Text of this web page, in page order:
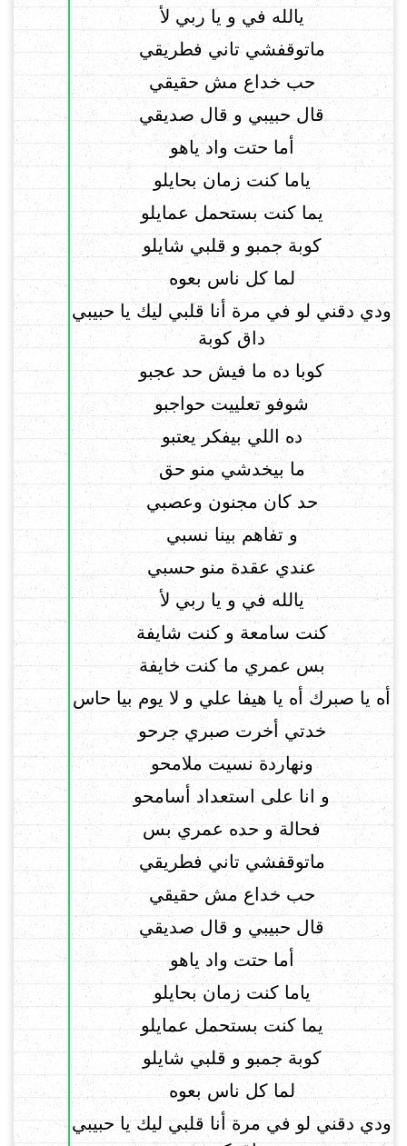
يالله في و يا ربي لأ
ماتوقفشي تاني فطريقي
حب خداع مش حقيقي
قال حبيبي و قال صديقي
أما حتت واد ياهو
ياما كنت زمان بحايلو
يما كنت بستحمل عمايلو
كوبة جمبو و قلبي شايلو
لما كل ناس بعوه
ودي دقني لو في مرة أنا قلبي ليك يا حبيبي
داق كوبة
كوبا ده ما فيش حد عجبو
شوفو تعلييت حواجبو
ده اللي بيفكر يعتبو
ما بيخدشي منو حق
حد كان مجنون وعصبي
و تفاهم بينا نسبي
عندي عقدة منو حسبي
يالله في و يا ربي لأ
كنت سامعة و كنت شايفة
بس عمري ما كنت خايفة
أه يا صبرك أه يا هيفا علي و لا يوم بيا حاس
خدتي أخرت صبري جرحو
ونهاردة نسيت ملامحو
و انا على استعداد أسامحو
فحالة و حده عمري بس
ماتوقفشي تاني فطريقي
حب خداع مش حقيقي
قال حبيبي و قال صديقي
أما حتت واد ياهو
ياما كنت زمان بحايلو
يما كنت بستحمل عمايلو
كوبة جمبو و قلبي شايلو
لما كل ناس بعوه
ودي دقني لو في مرة أنا قلبي ليك يا حبيبي